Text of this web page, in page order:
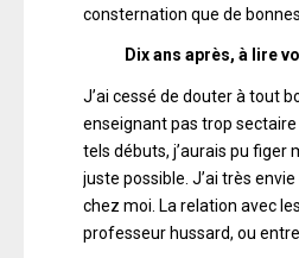
consternation que de
Dix ans après, à lire
J’ai cessé de douter à tout
enseignant pas trop sectaire
tels débuts, j’aurais pu figer
juste possible. J’ai très
chez moi. La relation avec
professeur hussard, ou